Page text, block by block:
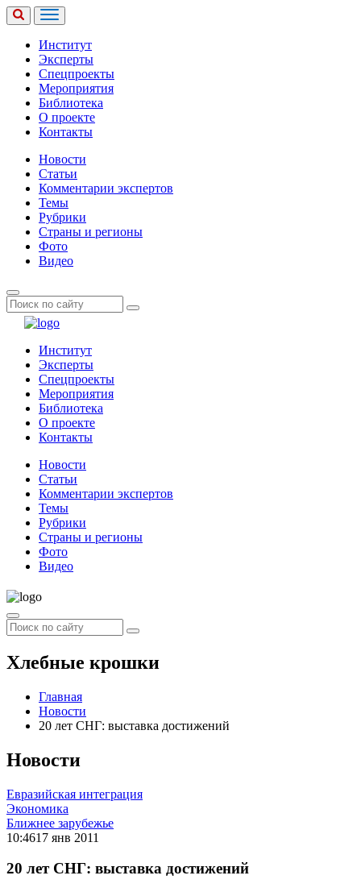
Институт
Эксперты
Спецпроекты
Мероприятия
Библиотека
О проекте
Контакты
Новости
Статьи
Комментарии экспертов
Темы
Рубрики
Страны и регионы
Фото
Видео
Институт
Эксперты
Спецпроекты
Мероприятия
Библиотека
О проекте
Контакты
Новости
Статьи
Комментарии экспертов
Темы
Рубрики
Страны и регионы
Фото
Видео
Хлебные крошки
Главная
Новости
20 лет СНГ: выставка достижений
Новости
Евразийская интеграция
Экономика
Ближнее зарубежье
10:4617 янв 2011
20 лет СНГ: выставка достижений